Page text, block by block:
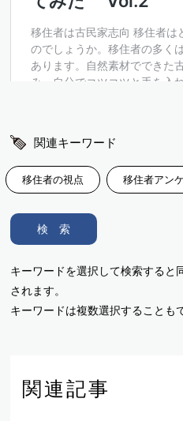
関連キーワード
移住者の視点 移住者アン
キーワードを選択して検索すると
されます。
キーワードは複数選択することも
検 索
関連記事